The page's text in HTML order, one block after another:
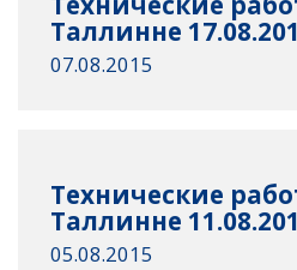
Таллинне
07.08.2015
Технические
Таллинне
05.08.2015